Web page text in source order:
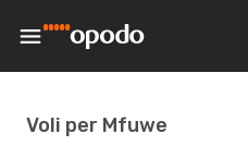
Voli per Mfuwe